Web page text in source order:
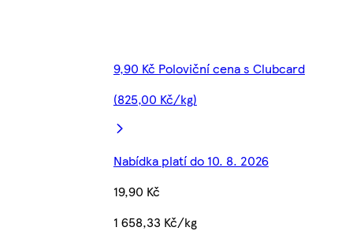
9,90 Kč Poloviční cena s Clubcard
(825,00 Kč/kg)
Nabídka platí do 10. 8. 2026
19,90 Kč
1 658,33 Kč/kg